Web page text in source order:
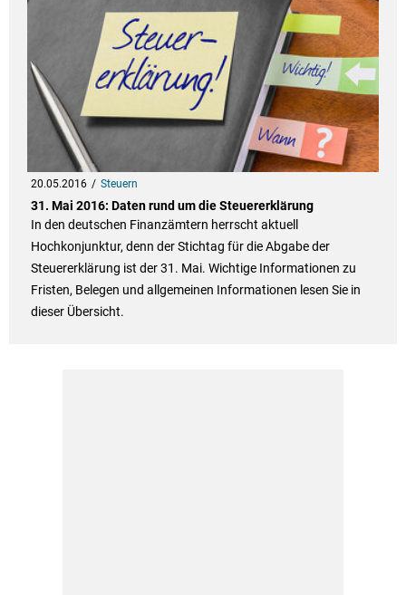
20.05.2016 Steuern
31. Mai 2016: Daten rund um die Steuererklärung
In den deutschen Finanzämtern herrscht aktuell
Hochkonjunktur, denn der Stichtag für die Abgabe der
Steuererklärung ist der 31. Mai. Wichtige Informationen zu
Fristen, Belegen und allgemeinen Informationen lesen Sie in
dieser Übersicht.